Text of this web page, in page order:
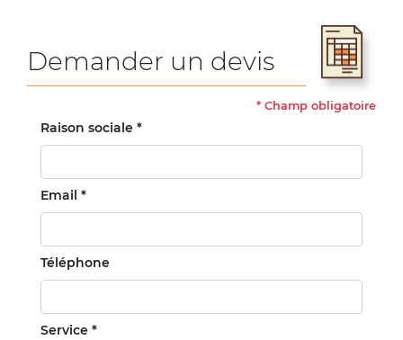
Demander un devis
* Champ obligatoire
Raison sociale *
Email *
Téléphone
Service *